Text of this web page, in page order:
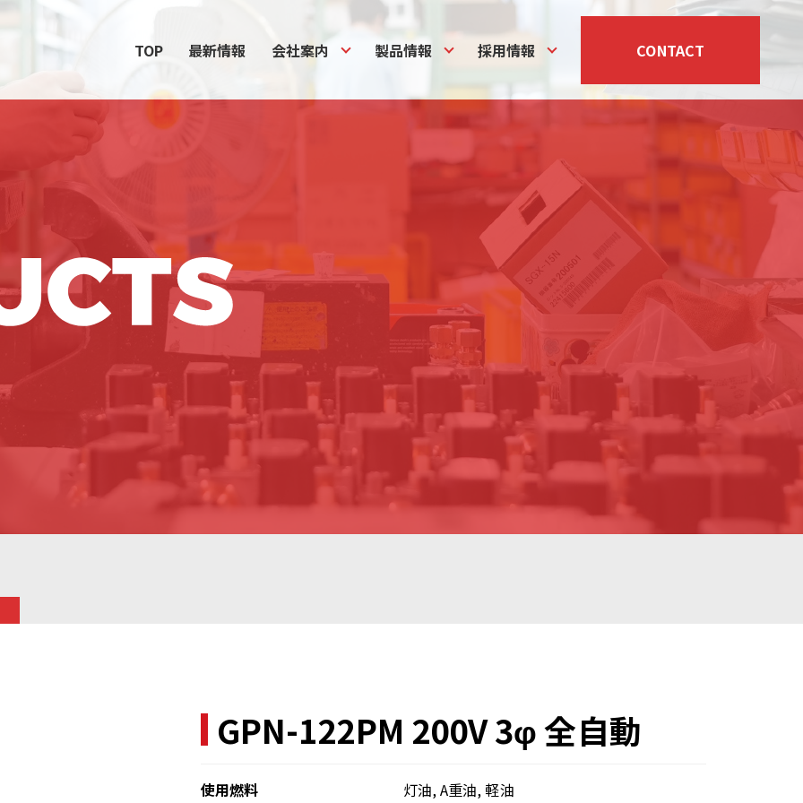
TOP 最新情報 会社案内 製品情報 採用情報 CONTACT
GPN-122PM 200V 3φ 全自動
使用燃料 灯油, A重油, 軽油